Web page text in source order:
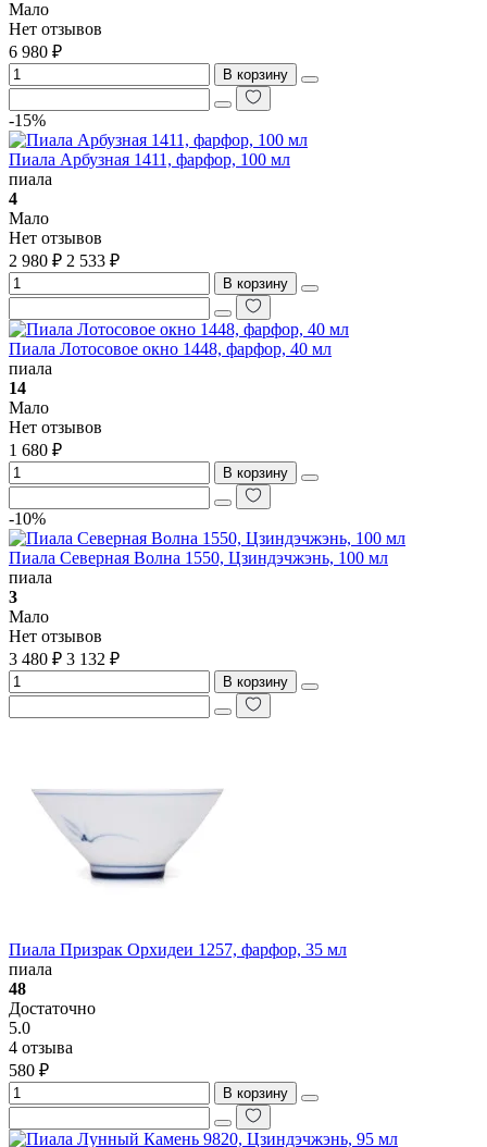
Мало
Нет отзывов
6 980 ₽
В корзину
-15%
Пиала Арбузная 1411, фарфор, 100 мл
пиала
4
Мало
Нет отзывов
2 980 ₽ 2 533 ₽
В корзину
Пиала Лотосовое окно 1448, фарфор, 40 мл
пиала
14
Мало
Нет отзывов
1 680 ₽
В корзину
-10%
Пиала Северная Волна 1550, Цзиндэчжэнь, 100 мл
пиала
3
Мало
Нет отзывов
3 480 ₽ 3 132 ₽
В корзину
Пиала Призрак Орхидеи 1257, фарфор, 35 мл
пиала
48
Достаточно
5.0
4 отзыва
580 ₽
В корзину